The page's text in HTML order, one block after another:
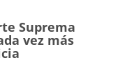
Suprema
vez más